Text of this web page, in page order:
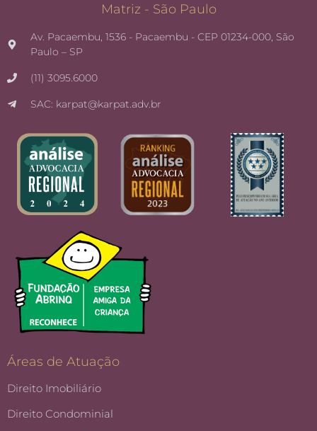
Matriz - São Paulo
Av. Pacaembu, 1536 - Pacaembu - CEP 01234-000, São
Paulo – SP
(11) 3095.6000
SAC: karpat@karpat.adv.br
Áreas de Atuação
Direito Imobiliário
Direito Condominial